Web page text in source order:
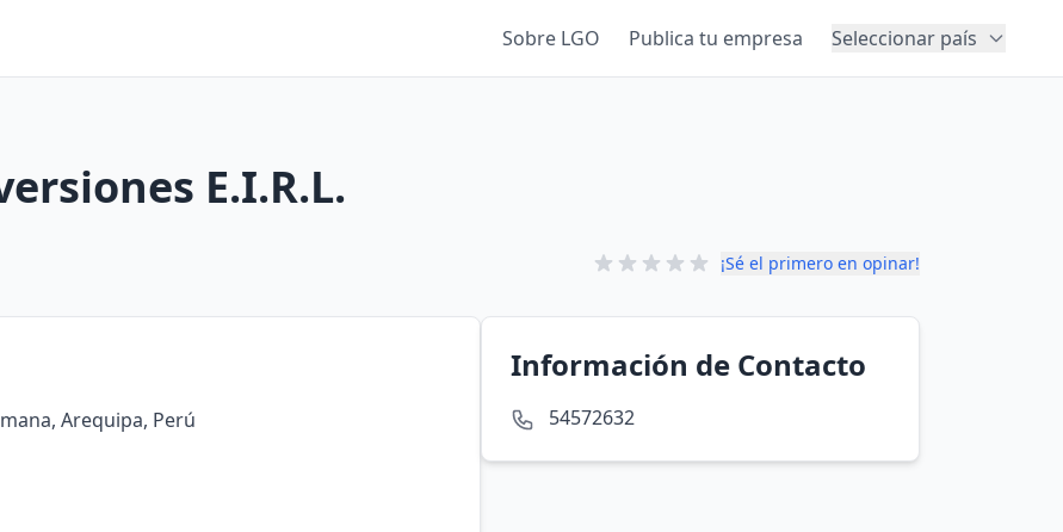
Sobre LGO Publica tu empresa Seleccionar país
E.I.R.L.
¡Sé el primero en opinar!
Arequipa, Perú
Información de Contacto
54572632